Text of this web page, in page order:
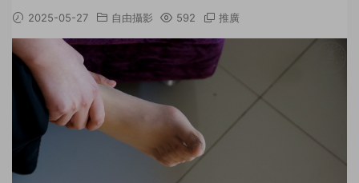
2025-05-27 自由攝影 592 推廣